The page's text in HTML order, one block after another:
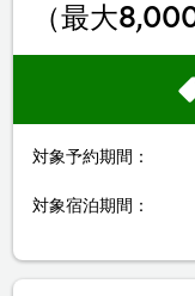
対象予約期間：
対象宿泊期間：
（最大